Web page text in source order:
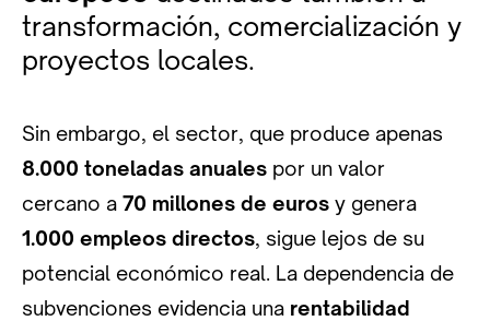
transformación, comercialización y
proyectos locales.
Sin embargo, el sector, que produce apenas
8.000 toneladas anuales por un valor
cercano a 70 millones de euros y genera
1.000 empleos directos, sigue lejos de su
potencial económico real. La dependencia de
subvenciones evidencia una rentabilidad